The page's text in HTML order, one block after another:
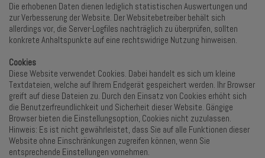
Die erhobenen Daten dienen lediglich statistischen Auswertungen und
zur Verbesserung der Website. Der Websitebetreiber behält sich
allerdings vor, die Server-Logfiles nachträglich zu überprüfen, sollten
konkrete Anhaltspunkte auf eine rechtswidrige Nutzung hinweisen.
Cookies
Diese Website verwendet Cookies. Dabei handelt es sich um kleine
Textdateien, welche auf Ihrem Endgerät gespeichert werden. Ihr Browser
greift auf diese Dateien zu. Durch den Einsatz von Cookies erhöht sich
die Benutzerfreundlichkeit und Sicherheit dieser Website. Gängige
Browser bieten die Einstellungsoption, Cookies nicht zuzulassen.
Hinweis: Es ist nicht gewährleistet, dass Sie auf alle Funktionen dieser
Website ohne Einschränkungen zugreifen können, wenn Sie
entsprechende Einstellungen vornehmen.